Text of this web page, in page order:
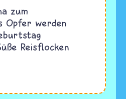
zum
Opfer werden
Reisflocken